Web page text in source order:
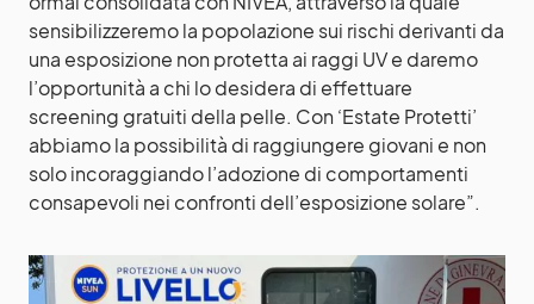
sensibilizzeremo la popolazione sui rischi derivanti da
una esposizione non protetta ai raggi UV e daremo
l’opportunità a chi lo desidera di effettuare
screening gratuiti della pelle. Con ‘Estate Protetti’
abbiamo la possibilità di raggiungere giovani e non
solo incoraggiando l’adozione di comportamenti
consapevoli nei confronti dell’esposizione solare”.